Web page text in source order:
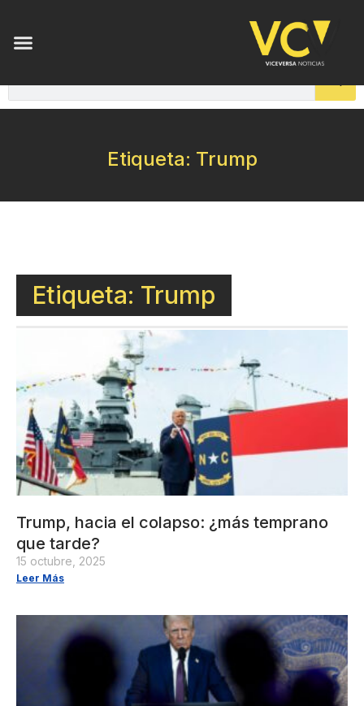
Etiqueta: Trump
Etiqueta: Trump
Trump, hacia el colapso: ¿más temprano
que tarde?
15 octubre, 2025
Leer Más